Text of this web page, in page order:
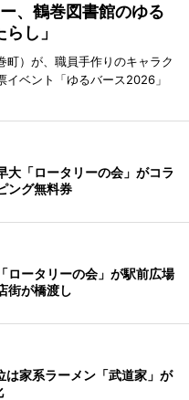
、鶴巻図書館のゆる
し」
町）が、職員手作りのキャラク
ベント「ゆるバース2026」
大「ロータリーの会」がコラ
ング無料券
ロータリーの会」が駅前広場
街が橋渡し
は家系ラーメン「武道家」が